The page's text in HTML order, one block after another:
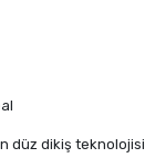
düz dikiş teknolojisi